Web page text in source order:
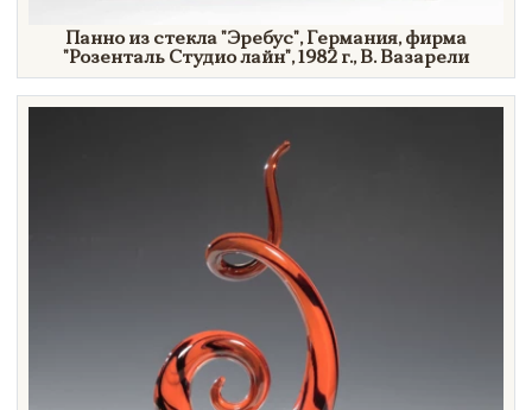
Панно из стекла"Эребус", Германия, фирма
"Розенталь Студиолайн",1982 г., В. Вазарели